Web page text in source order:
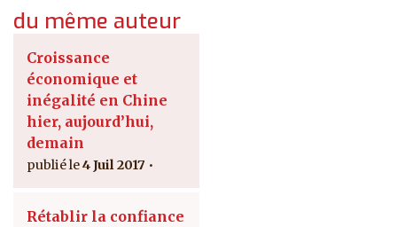
du même auteur
Croissance
économique et
inégalité en Chine
hier, aujourd’hui,
demain
4 Juil 2017
Rétablir la confiance